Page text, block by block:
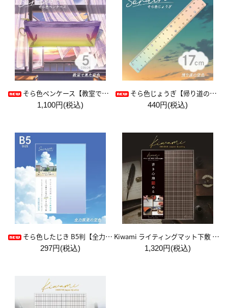
そら色ペンケース【教室で見た空色】
1,100円(税込)
そら色じょうぎ【帰り道の空色】
440円(税込)
そら色したじき B5判【全力疾走の空色】
297円(税込)
Kiwami ライティングマット下敷 A4+【ブラウン&キャメル】
1,320円(税込)